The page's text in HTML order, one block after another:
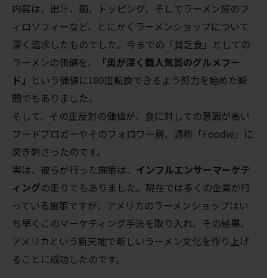
内容は、出汁、麺、トッピング、そしてラーメン屋のフ
ィロソフィーなど、とにかくラーメンショップについて
深く追求したものでした。今までの「貧乏食」としての
ラーメンの価値を、
「奥が深く職人気質のグルメフー
ド」 という価値に180度転換できるよう努力を始めた瞬
間でもありました。
そして、その正反対の価値が、食に対しての意識が高い
フードブロガーやそのフォロワー層、通称「Foodie」に
突き刺さったのです。
実は、彼らが行った施策は、 インフルエンサーマーケテ
ィングの走りでもありました。現在では多くの企業が行
っている施策ですが、アメリカのラーメンショップはい
ち早くこのマーケティング手法を取り入れ、その結果、
アメリカという新天地で新しいラーメン文化を作り上げ
ることに成功したのです。